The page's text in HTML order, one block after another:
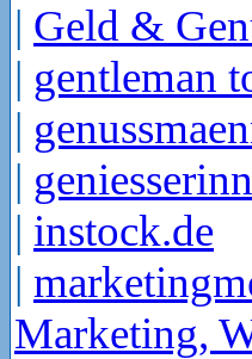
| Geld &
| gentleman
|
|
| instock.de
|
Marketing,